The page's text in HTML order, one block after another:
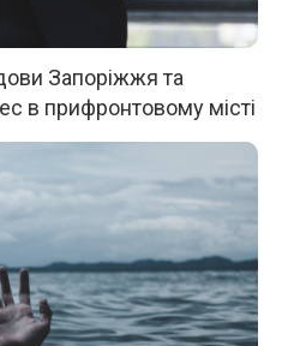
Запоріжжя та
в прифронтовому місті